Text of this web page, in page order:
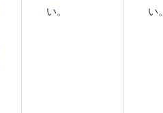
い。
い。